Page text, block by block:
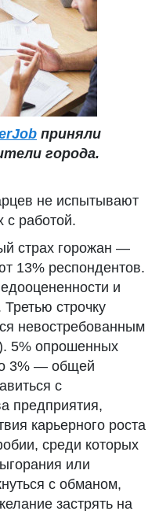
приняли
города.
не испытывают
с работой.
страх горожан —
13% респондентов.
и
строчку
невостребованным
5% опрошенных
3% — общей
с
предприятия,
карьерного роста
среди которых
или
с обманом,
застрять на